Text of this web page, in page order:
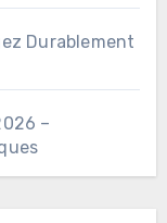
Durablement
–